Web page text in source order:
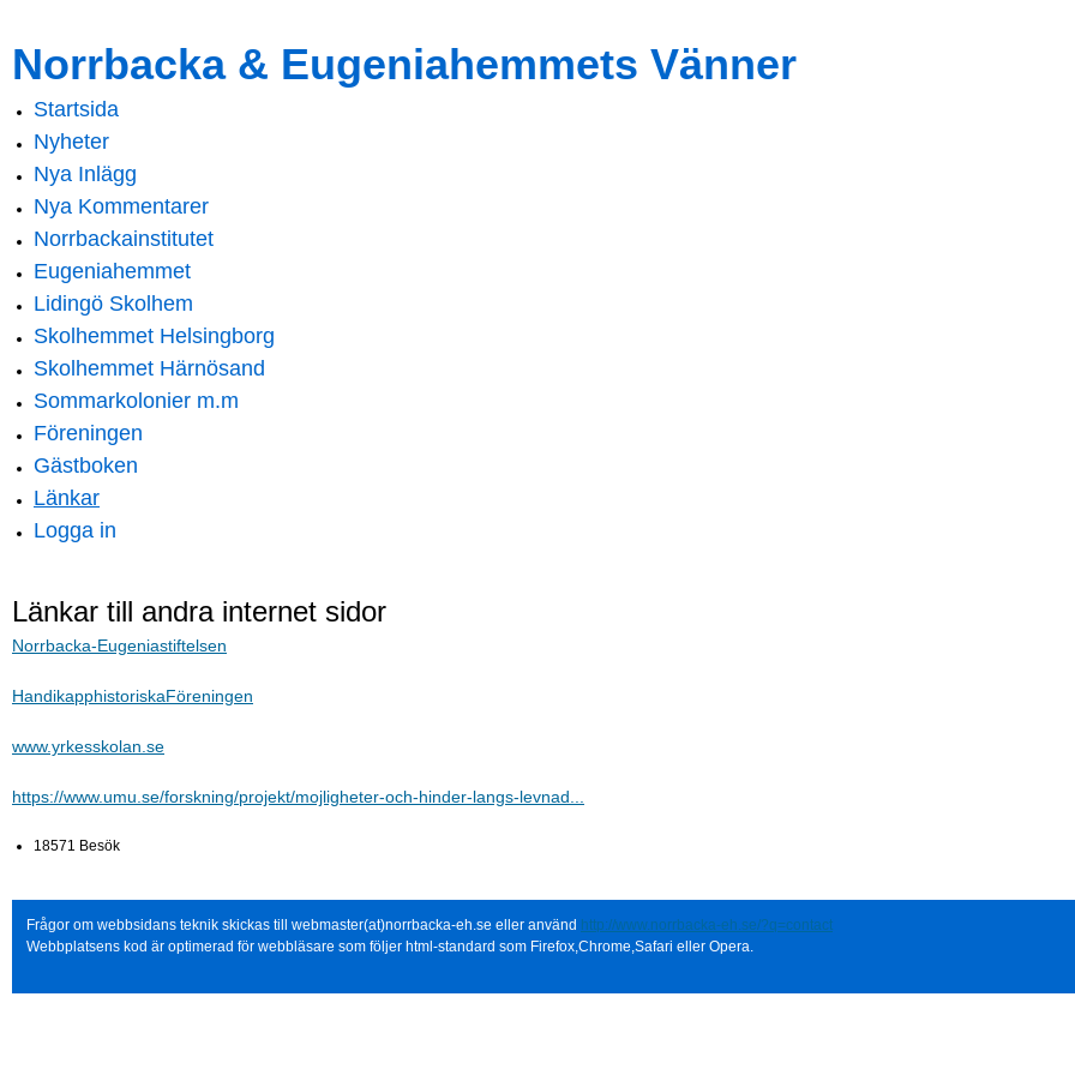
main
content
navigation
Norrbacka & Eugeniahemmets Vänner
Main menu
Startsida
Nyheter
Nya Inlägg
Nya Kommentarer
Norrbackainstitutet
Eugeniahemmet
Lidingö Skolhem
Skolhemmet Helsingborg
Skolhemmet Härnösand
Sommarkolonier m.m
Föreningen
Gästboken
Länkar
Logga in
Länkar till andra internet sidor
Norrbacka-Eugeniastiftelsen
HandikapphistoriskaFöreningen
www.yrkesskolan.se
https://www.umu.se/forskning/projekt/mojligheter-och-hinder-langs-levnad...
18571 Besök
Frågor om webbsidans teknik skickas till webmaster(at)norrbacka-eh.se eller använd http://www.norrbacka-eh.se/?q=contact
Webbplatsens kod är optimerad för webbläsare som följer html-standard som Firefox,Chrome,Safari eller Opera.